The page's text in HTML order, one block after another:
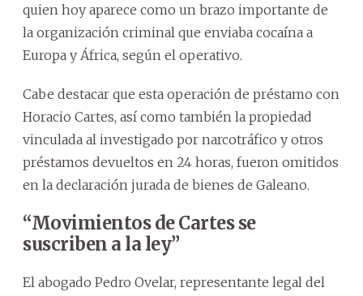
quien hoy aparece como un brazo importante de
la organización criminal que enviaba cocaína a
Europa y África, según el operativo.
Cabe destacar que esta operación de préstamo con
Horacio Cartes, así como también la propiedad
vinculada al investigado por narcotráfico y otros
préstamos devueltos en 24 horas, fueron omitidos
en la declaración jurada de bienes de Galeano.
“Movimientos de Cartes se
suscriben a la ley”
El abogado Pedro Ovelar, representante legal del